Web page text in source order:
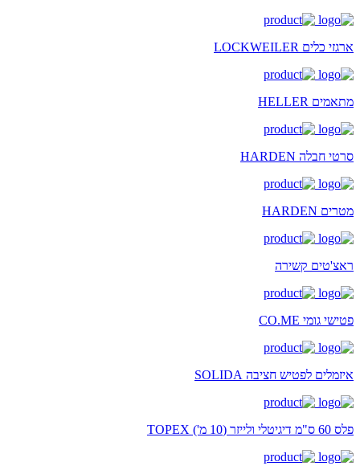
ארגזי כלים LOCKWEILER
מתאמים HELLER
סרטי חבלה HARDEN
מטרים HARDEN
ראצ'טים קשירה
פטישי גומי CO.ME
איזמלים לפטיש חציבה SOLIDA
פלס 60 ס"מ דיגיטלי ולייזר (10 מ') TOPEX